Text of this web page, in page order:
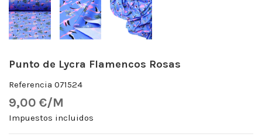
Punto de Lycra Flamencos Rosas
Referencia 071524
9,00 €/M
Impuestos incluidos